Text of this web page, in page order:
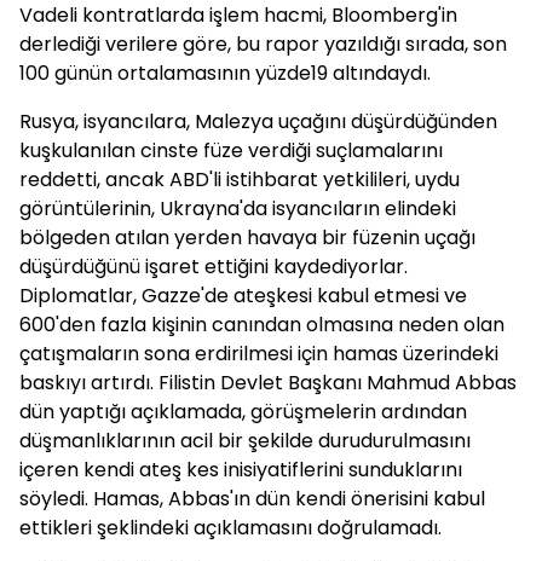
Vadeli kontratlarda işlem hacmi, Bloomberg'in
derlediği verilere göre, bu rapor yazıldığı sırada, son
100 günün ortalamasının yüzde19 altındaydı.
Rusya, isyancılara, Malezya uçağını düşürdüğünden
kuşkulanılan cinste füze verdiği suçlamalarını
reddetti, ancak ABD'li istihbarat yetkilileri, uydu
görüntülerinin, Ukrayna'da isyancıların elindeki
bölgeden atılan yerden havaya bir füzenin uçağı
düşürdüğünü işaret ettiğini kaydediyorlar.
Diplomatlar, Gazze'de ateşkesi kabul etmesi ve
600'den fazla kişinin canından olmasına neden olan
çatışmaların sona erdirilmesi için hamas üzerindeki
baskıyı artırdı. Filistin Devlet Başkanı Mahmud Abbas
dün yaptığı açıklamada, görüşmelerin ardından
düşmanlıklarının acil bir şekilde durudurulmasını
içeren kendi ateş kes inisiyatiflerini sunduklarını
söyledi. Hamas, Abbas'ın dün kendi önerisini kabul
ettikleri şeklindeki açıklamasını doğrulamadı.